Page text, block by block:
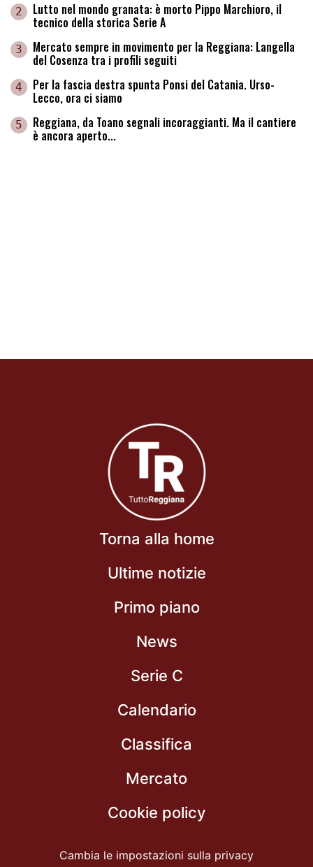
2 Lutto nel mondo granata: è morto Pippo Marchioro, il
tecnico della storica Serie A
3 Mercato sempre in movimento per la Reggiana: Langella
del Cosenza tra i profili seguiti
4 Per la fascia destra spunta Ponsi del Catania. Urso-
Lecco, ora ci siamo
5 Reggiana, da Toano segnali incoraggianti. Ma il cantiere
è ancora aperto...
Torna alla home
Ultime notizie
Primo piano
News
Serie C
Calendario
Classifica
Mercato
Cookie policy
Cambia le impostazioni sulla privacy